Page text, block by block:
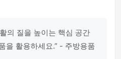
의 질을 높이는 핵심 공간
을 활용하세요.” - 주방용품